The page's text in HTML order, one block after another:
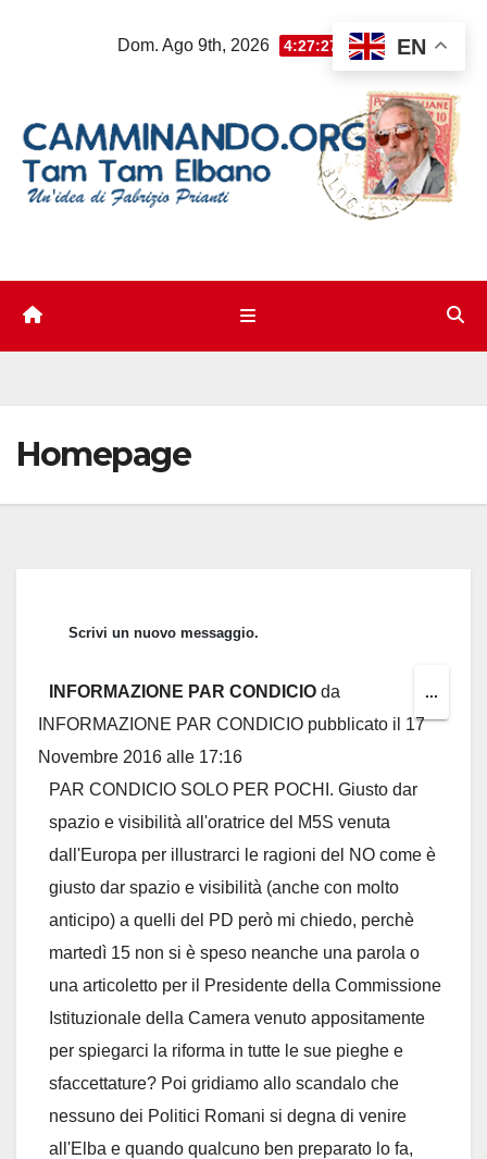
Dom. Ago 9th, 2026 4:27:27 PM
Homepage
INFORMAZIONE PAR CONDICIO da
INFORMAZIONE PAR CONDICIO pubblicato il 17
Novembre 2016 alle 17:16
PAR CONDICIO SOLO PER POCHI. Giusto dar
spazio e visibilità all'oratrice del M5S venuta
dall'Europa per illustrarci le ragioni del NO come è
giusto dar spazio e visibilità (anche con molto
anticipo) a quelli del PD però mi chiedo, perchè
martedì 15 non si è speso neanche una parola o
una articoletto per il Presidente della Commissione
Istituzionale della Camera venuto appositamente
per spiegarci la riforma in tutte le sue pieghe e
sfaccettature? Poi gridiamo allo scandalo che
nessuno dei Politici Romani si degna di venire
all'Elba e quando qualcuno ben preparato lo fa,
...
this
EN